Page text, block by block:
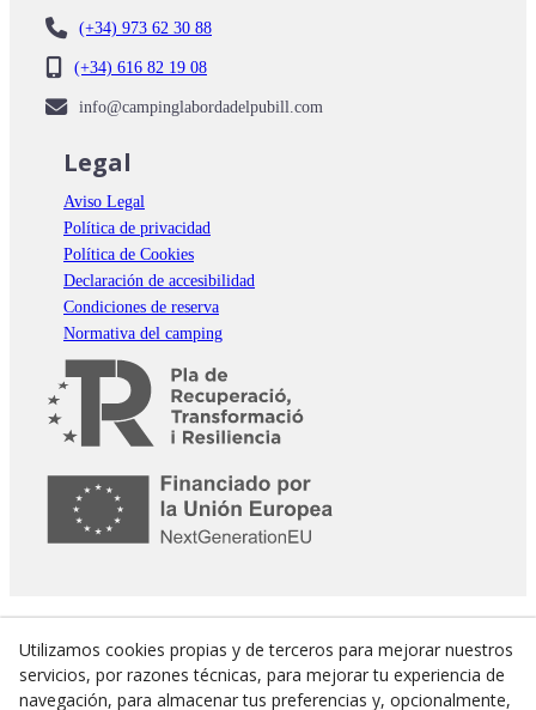
(+34) 973 62 30 88
(+34) 616 82 19 08
info@campinglabordadelpubill.com
Legal
Aviso Legal
Política de privacidad
Política de Cookies
Declaración de accesibilidad
Condiciones de reserva
Normativa del camping
Utilizamos cookies propias y de terceros para mejorar nuestros
servicios, por razones técnicas, para mejorar tu experiencia de
navegación, para almacenar tus preferencias y, opcionalmente,